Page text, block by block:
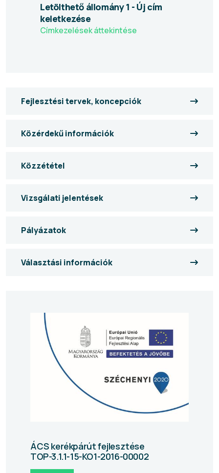
Letölthető állomány 1 - Új cím
keletkezése
Címkezelések áttekintése
Fejlesztési tervek, koncepciók
Közérdekű információk
Közzététel
Vizsgálati jelentések
Pályázatok
Választási információk
ÁCS kerékpárút fejlesztése
TOP-3.1.1-15-KO1-2016-00002